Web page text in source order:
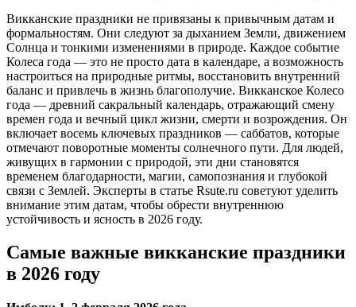
Викканские праздники не привязаны к привычным датам и
формальностям. Они следуют за дыханием Земли, движением
Солнца и тонкими изменениями в природе. Каждое событие
Колеса года — это не просто дата в календаре, а возможность
настроиться на природные ритмы, восстановить внутренний
баланс и привлечь в жизнь благополучие. Викканское Колесо
года — древний сакральный календарь, отражающий смену
времен года и вечный цикл жизни, смерти и возрождения. Он
включает восемь ключевых праздников — саббатов, которые
отмечают поворотные моменты солнечного пути. Для людей,
живущих в гармонии с природой, эти дни становятся
временем благодарности, магии, самопознания и глубокой
связи с Землей. Эксперты в статье Rsute.ru советуют уделить
внимание этим датам, чтобы обрести внутреннюю
устойчивость и ясность в 2026 году.
Самые важные викканские праздники
в 2026 году